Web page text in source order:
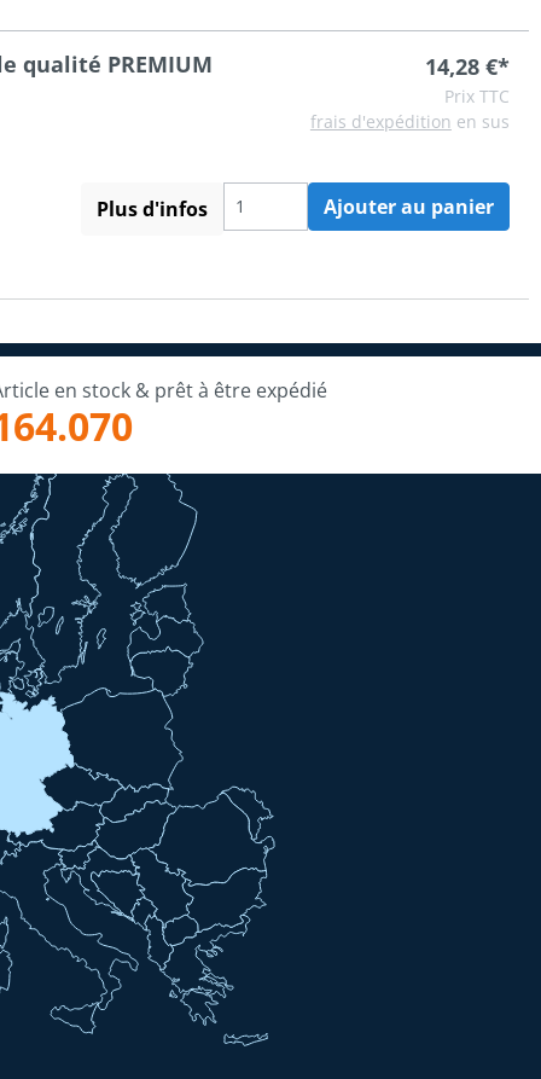
qualité PREMIUM
14,28 €*
Prix TTC
frais d'expédition en sus
Plus d'infos Ajouter au panier
en stock & prêt à être expédié